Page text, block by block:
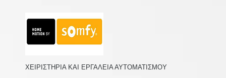
ΧΕΙΡΙΣΤΗΡΙΑ ΚΑΙ ΕΡΓΑΛΕΙΑ ΑΥΤΟΜΑΤΙΣΜΟΥ